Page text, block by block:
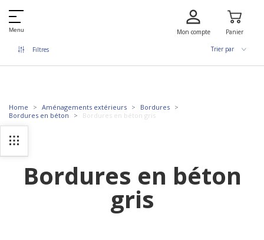
Menu Mon compte Panier
Filtres Trier par
Home Aménagements extérieurs
Bordures
Bordures en béton
Bordures en béton gris
Bordures en béton
gris